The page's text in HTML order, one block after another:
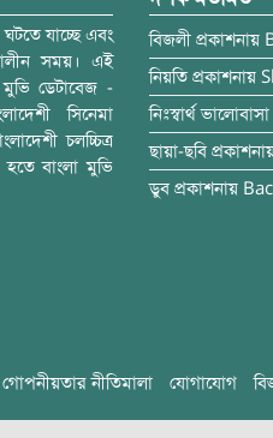
ঘটতে যাচ্ছে এবং
সময়। এই
ডেটাবেজ -
সিনেমা
চলচ্চিত্র
হতে বাংলা মুভি
বিজলী প্রকাশনায়
নিয়তি প্রকাশনায়
নিঃস্বার্থ ভালোবাসা
ছায়া-ছবি
ডুব প্রকাশনায়
গোপনীয়তার নীতিমালা যোগাযোগ